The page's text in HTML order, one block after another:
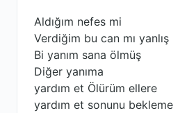
Aldığım nefes mi
Verdiğim bu can mı yanlış
Bi yanım sana ölmüş
Diğer yanıma
yardım et Ölürüm ellere
yardım et sonunu bekleme